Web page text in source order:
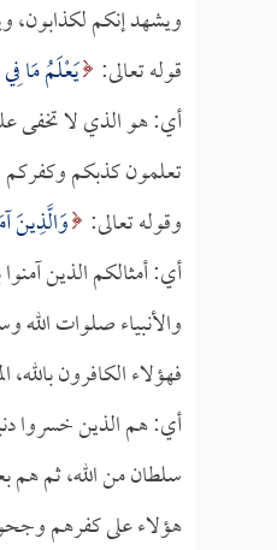
ويشهد إنكم
قوله تعالى: يَعْلَمُ مَا
أي: هو الذي لا تخفى
تعلمون كذبكم وكفركم
وقوله تعالى: وَالَّذِينَ
أي: أمثالكم الذين
والأنبياء صلوات الله
فهؤلاء الكافرون بالله،
أي: هم الذين خسروا
سلطان من الله، ثم
هؤلاء على كفرهم